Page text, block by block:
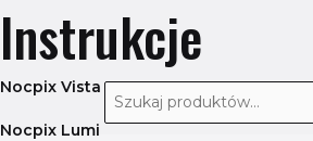
Przejdź
Instrukcje
Nocpix Vista
Nocpix Lumi